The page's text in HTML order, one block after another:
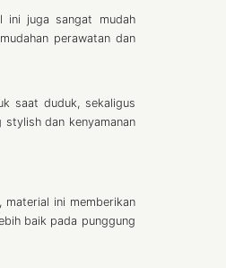
ini juga sangat mudah
perawatan dan
saat duduk, sekaligus
stylish dan kenyamanan
ini memberikan
baik pada punggung